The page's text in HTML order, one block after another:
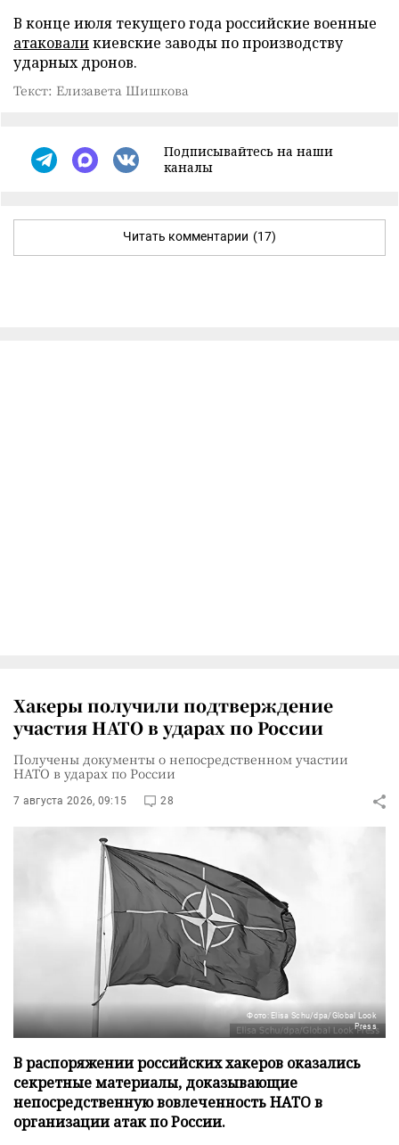
В конце июля текущего года российские военные
атаковаликиевские заводы по производству
ударных дронов.
Текст: Елизавета Шишкова
Подписывайтесь на наши
каналы
Читать комментарии (17)
Хакеры получили подтверждение
участия НАТО в ударах по России
Получены документы о непосредственном участии
НАТО в ударах по России
7 августа 2026, 09:15 28
Фото: Elisa Schu/dpa/Global Look
Press
В распоряжении российских хакеров оказались
секретные материалы, доказывающие
непосредственную вовлеченность НАТО в
организации атак по России.